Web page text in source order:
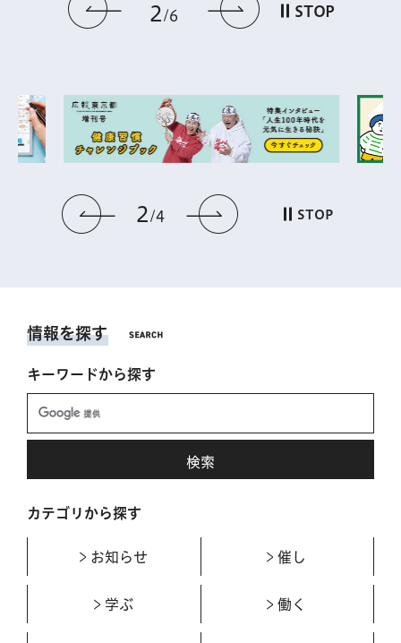
前のスライドを表示
2 6 次のスライドを
STOP
前のスライドを表示
2 4 次のスライドを表
STOP
情報を探す
キーワードから探す
カテゴリから探す
お知らせ 催し
学ぶ 働く